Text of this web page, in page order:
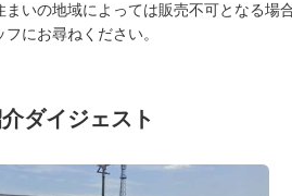
いの地域によっては販売不可となる場
にお尋ねください。
ダイジェスト